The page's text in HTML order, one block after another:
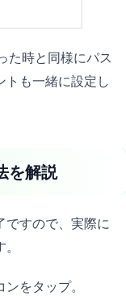
た時と同様にパス
トも一緒に設定し
を解説
ですので、実際に
をタップ。